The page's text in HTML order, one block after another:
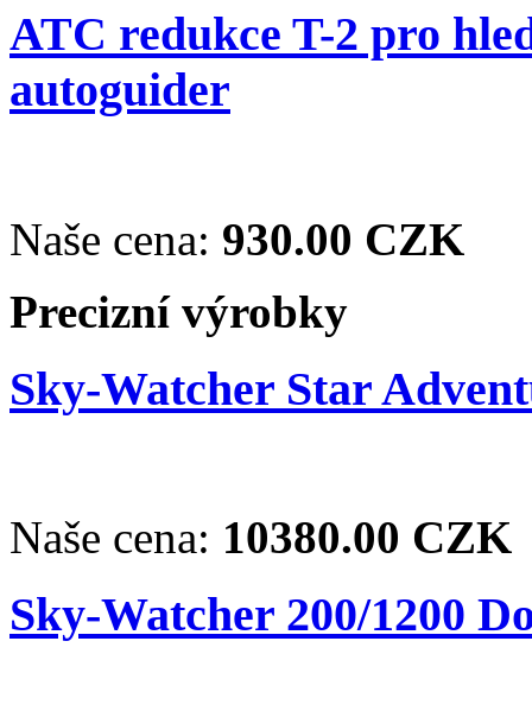
ATC redukce T-2 pro
autoguider
Naše cena: 930.00 CZK
Precizní výrobky
Sky-Watcher Star
Naše cena: 10380.00 CZK
Sky-Watcher 200/1200